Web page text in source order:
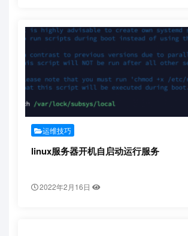
运维技巧
linux服务器开机自启动运行服务
2022年2月16日